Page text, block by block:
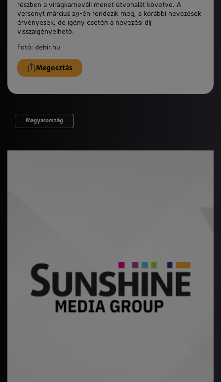
részben a virágkarneváli menet útvonalát követve. A
versenyt március 29-én rendezik meg, a korábbi nevezések
érvényesek, de igény esetén a nevezési díj
visszaigényelhető.
Fotó: dehir.hu
Megosztás
Magyarország